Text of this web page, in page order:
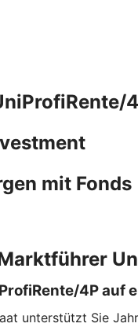
mit Fonds
4P auf
unterstützt Sie